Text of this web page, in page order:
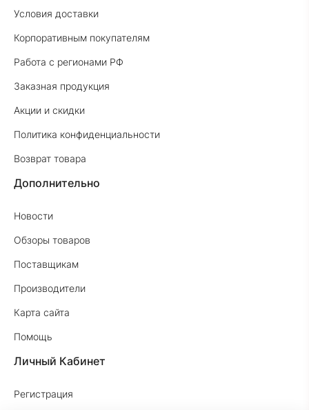
Условия доставки
Корпоративным покупателям
Работа с регионами РФ
Заказная продукция
Акции и скидки
Политика конфиденциальности
Возврат товара
Дополнительно
Новости
Обзоры товаров
Поставщикам
Производители
Карта сайта
Помощь
Личный Кабинет
Регистрация